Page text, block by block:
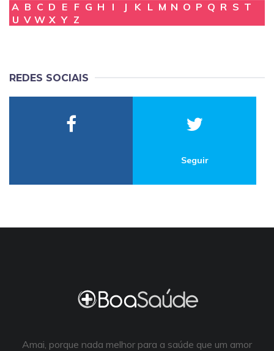
A B C D E F G H I J K L M N O P Q R S T
U V W X Y Z
REDES SOCIAIS
Seguir
Amai, porque nada melhor para a saúde que um amor